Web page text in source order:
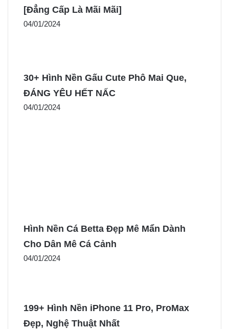
[Đẳng Cấp Là Mãi Mãi]
04/01/2024
30+ Hình Nền Gấu Cute Phô Mai Que,
ĐÁNG YÊU HẾT NẤC
04/01/2024
Hình Nền Cá Betta Đẹp Mê Mẩn Dành
Cho Dân Mê Cá Cảnh
04/01/2024
199+ Hình Nền iPhone 11 Pro, ProMax
Đẹp, Nghệ Thuật Nhất